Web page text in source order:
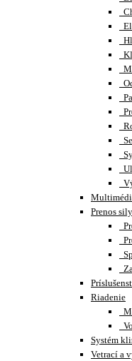
Prenos sily
Riadenie
Systém
Vetrací a